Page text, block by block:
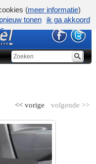
volgende >>
<< vorige
(meer informatie)
tonen
ik ga akkoord